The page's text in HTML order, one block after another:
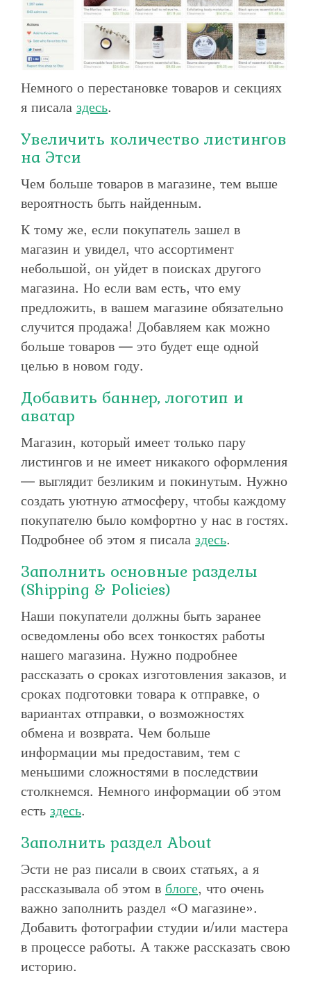
Немного о перестановке товаров и секциях
я писала здесь.
Увеличить количество листингов
на Этси
Чем больше товаров в магазине, тем выше
вероятность быть найденным.
К тому же, если покупатель зашел в
магазин и увидел, что ассортимент
небольшой, он уйдет в поисках другого
магазина. Но если вам есть, что ему
предложить, в вашем магазине обязательно
случится продажа! Добавляем как можно
больше товаров — это будет еще одной
целью в новом году.
Добавить баннер, логотип и
аватар
Магазин, который имеет только пару
листингов и не имеет никакого оформления
— выглядит безликим и покинутым. Нужно
создать уютную атмосферу, чтобы каждому
покупателю было комфортно у нас в гостях.
Подробнее об этом я писала здесь.
Заполнить основные разделы
(Shipping & Policies)
Наши покупатели должны быть заранее
осведомлены обо всех тонкостях работы
нашего магазина. Нужно подробнее
рассказать о сроках изготовления заказов, и
сроках подготовки товара к отправке, о
вариантах отправки, о возможностях
обмена и возврата. Чем больше
информации мы предоставим, тем с
меньшими сложностями в последствии
столкнемся. Немного информации об этом
есть здесь.
Заполнить раздел About
Эсти не раз писали в своих статьях, а я
рассказывала об этом в блоге, что очень
важно заполнить раздел «О магазине».
Добавить фотографии студии и/или мастера
в процессе работы. А также рассказать свою
историю.